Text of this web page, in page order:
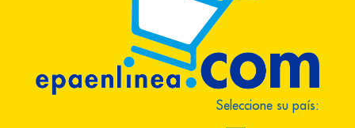
Seleccione su país: